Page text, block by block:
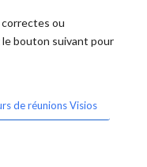
ou
bouton suivant pour
de réunions Visios